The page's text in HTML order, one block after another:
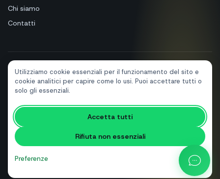
Utilizziamo cookie essenziali per il funzionamento del sito e
cookie analitici per capire come lo usi. Puoi accettare tutti o
solo gli essenziali.
Accetta tutti
Rifiuta non essenziali
Preferenze
Chi siamo
Contatti
+39 081 544 7792info@sendapp.live
IT EN ES FR PT DE
© 2026 SendApp. Tutti i diritti riservati. WhatsApp è un marchio di Meta
Platforms, Inc.
Privacy policy Cookie policy Termini di servizio